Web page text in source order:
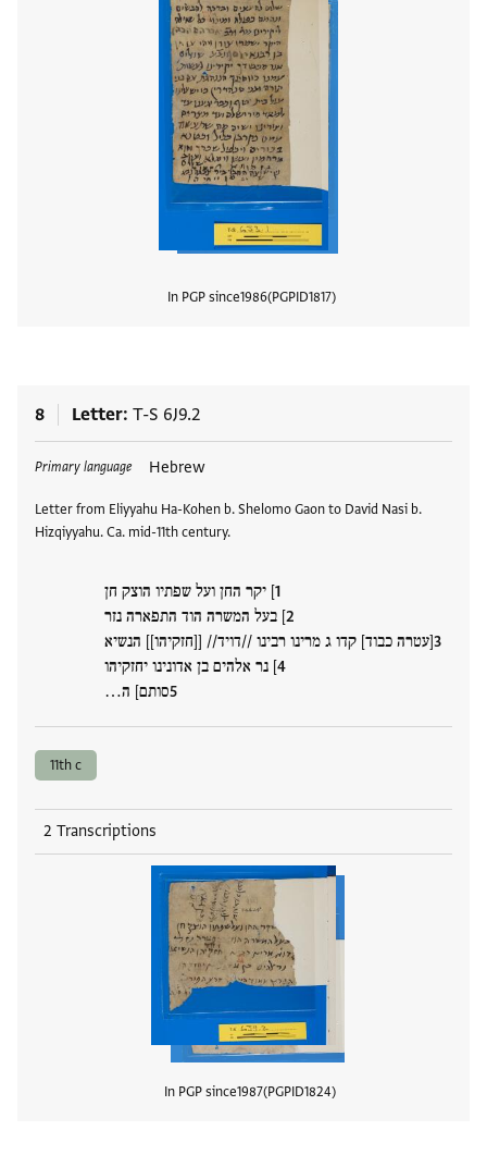
In PGP since1986 PGPID1817
8 Letter T-S 6J9.2
Primary language Hebrew
Letter from Eliyyahu Ha-Kohen b. Shelomo Gaon to David Nasi b.
Hizqiyyahu. Ca. mid-11th century.
] יקר החן ועל שפתיו הוצק חן
] בעל המשרה הוד התפארה נזר
[עטרה כבוד] קדו ג מרינו רבינו //דויד// [[חזקיהו]] הנשיא
] נר אלהים בן אדונינו יחזקיהו
סותם] ה…
Tags
11th c
2 Transcriptions
In PGP since1987 PGPID1824